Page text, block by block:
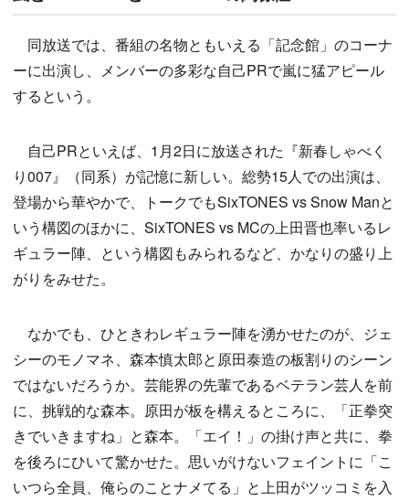
同放送では、番組の名物ともいえる「記念館」のコーナ
ーに出演し、メンバーの多彩な自己PRで嵐に猛アピール
するという。
自己PRといえば、1月2日に放送された『新春しゃべく
り007』（同系）が記憶に新しい。総勢15人での出演は、
登場から華やかで、トークでもSixTONES vs Snow Manと
いう構図のほかに、SixTONES vs MCの上田晋也率いるレ
ギュラー陣、という構図もみられるなど、かなりの盛り上
がりをみせた。
なかでも、ひときわレギュラー陣を湧かせたのが、ジェ
シーのモノマネ、森本慎太郎と原田泰造の板割りのシーン
ではないだろうか。芸能界の先輩であるベテラン芸人を前
に、挑戦的な森本。原田が板を構えるところに、「正拳突
きでいきますね」と森本。「エイ！」の掛け声と共に、拳
を後ろにひいて驚かせた。思いがけないフェイントに「こ
いつら全員、俺らのことナメてる」と上田がツッコミを入